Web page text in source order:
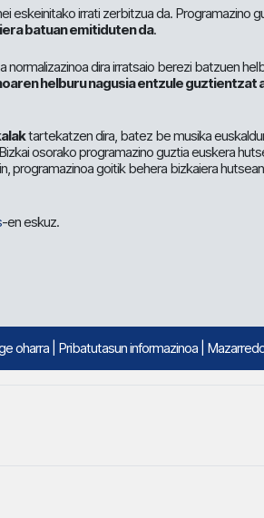
eskeinitako irrati zerbitzua da. Programazino
batuan emitiduten da.
normalizazinoa dira irratsaio berezi batzuen
helburu nagusia entzule guztientzat
tartekatzen dira, batez be musika
osorako programazino guztia euskera
programazinoa goitik behera bizkaiera
-en eskuz.
oharra Pribatutasun informazinoa |